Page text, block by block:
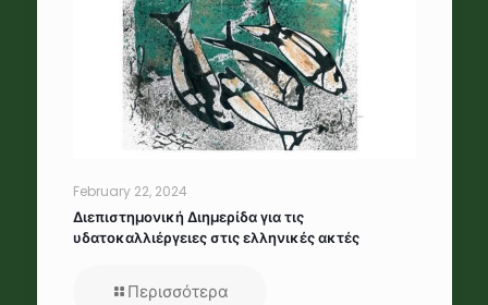
February 22, 2024
Διεπιστημονική Διημερίδα για τις
υδατοκαλλιέργειες στις ελληνικές ακτές
Περισσότερα